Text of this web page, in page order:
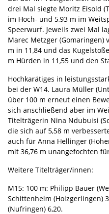
drei Mal siegte Moritz Eisold
im Hoch- und 5,93 m im
Speerwurf. Jeweils zwei Mal
Marec Metzger (Gomaringen)
m in 11,84 und das
m Hürden in 11,55 und den
Hochkarätiges in
bei der W14. Laura Müller
über 100 m erneut einen
sich anschließend aber im
Titelträgerin Nina Ndubuisi
die sich auf 5,58 m
auch für Anna Hellinger
mit 36,76 m unangefochten
Weitere Titelträger/innen:
M15: 100 m: Philipp Bauer
Schittenhelm (Holzgerlingen)
(Nufringen) 6,20.